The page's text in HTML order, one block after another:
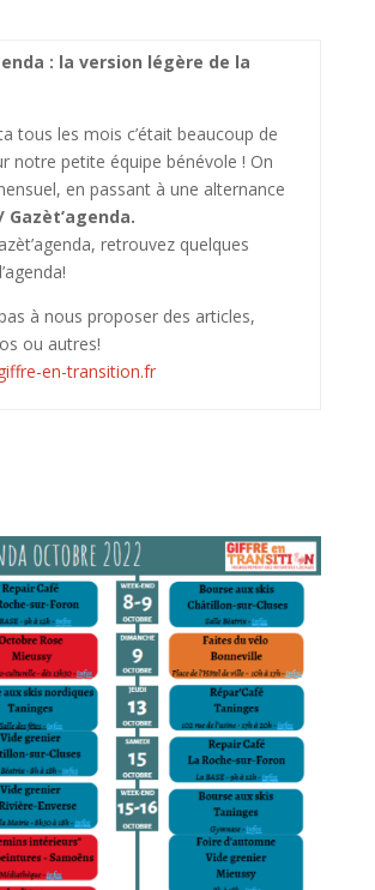
: la version légère de la
tous les mois c’était beaucoup de
notre petite équipe bénévole ! On
en passant à une alternance
Gazèt’agenda.
retrouvez quelques
à nous proposer des articles,
ou autres!
en-transition.fr